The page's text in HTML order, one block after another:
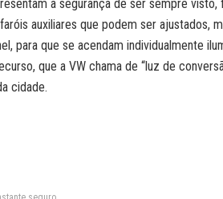
a segurança de ser sempre visto,
auxiliares que podem ser ajustados,
para que se acendam individualmente
que a VW chama de “luz de
cidade.